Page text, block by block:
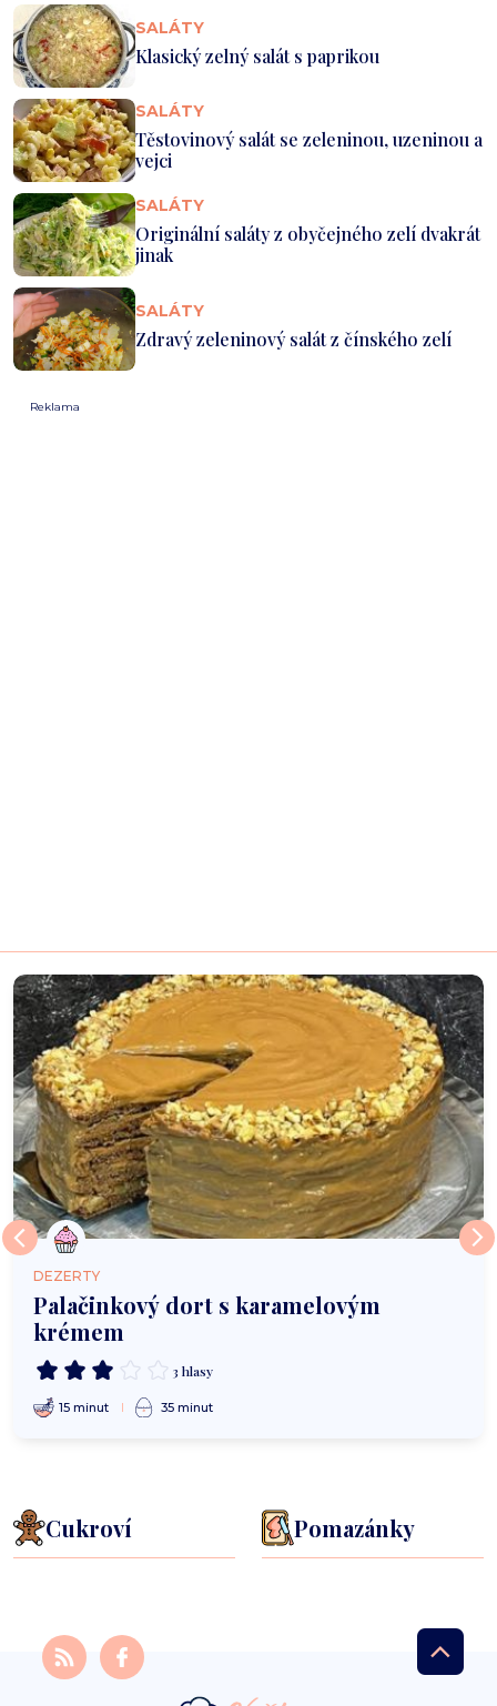
SALÁTY
Klasický zelný salát s paprikou
SALÁTY
Těstovinový salát se zeleninou, uzeninou a
vejci
SALÁTY
Originální saláty z obyčejného zelí dvakrát
jinak
SALÁTY
Zdravý zeleninový salát z čínského zelí
Reklama
DEZERTY
Palačinkový dort s karamelovým
krémem
3 hlasy
15 minut 35 minut
Cukroví Pomazánky